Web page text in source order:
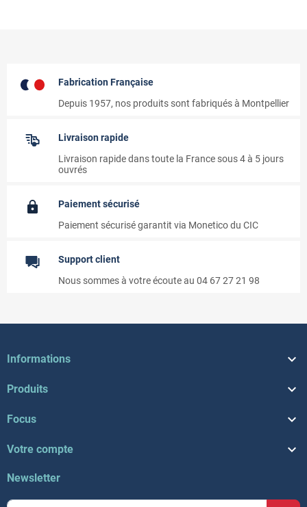
Fabrication Française
Depuis 1957, nos produits sont fabriqués à Montpellier
Livraison rapide
Livraison rapide dans toute la France sous 4 à 5 jours
ouvrés
Paiement sécurisé
Paiement sécurisé garantit via Monetico du CIC
Support client
Nous sommes à votre écoute au 04 67 27 21 98
Informations 
Produits 
Focus 
Votre compte 
Newsletter